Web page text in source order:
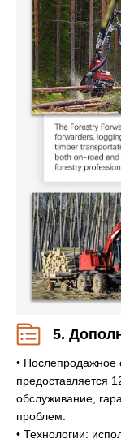
5.
• Послепродажное
предоставляется
обслуживание,
проблем.
• Технологии: